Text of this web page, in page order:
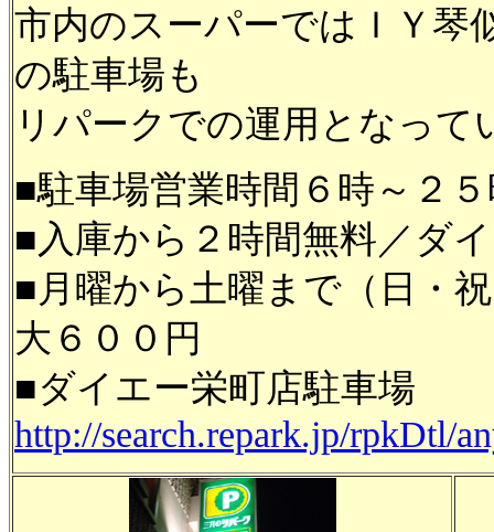
市内のスーパーではＩＹ琴
の駐車場も
リパークでの運用となって
■駐車場営業時間６時～２
■入庫から２時間無料／ダ
■月曜から土曜まで（日・
大６００円
■ダイエー栄町店駐車場
http://search.repark.jp/rpkDtl/